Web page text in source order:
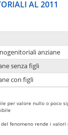
AL 2011
anziane
senza figli
con figli
per valore nullo o poco
fenomeno rende i